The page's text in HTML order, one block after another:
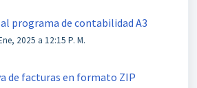
programa de contabilidad A3
2025 a 12:15 P. M.
de facturas en formato ZIP